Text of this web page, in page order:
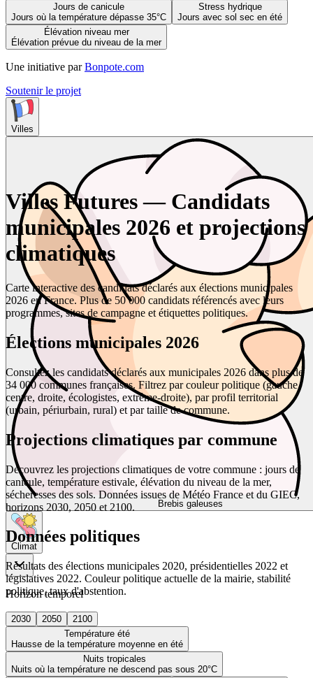
Jours de canicule
Jours où la température dépasse 35°C
Stress hydrique
Jours avec sol sec en été
Élévation niveau mer
Élévation prévue du niveau de la mer
Une initiative par Bonpote.com
Soutenir le projet
Villes
Brebis galeuses
Climat
Horizon temporel
2030 2050
2100
Température été
Hausse de la température moyenne en été
Nuits tropicales
Nuits où la température ne descend pas sous 20°C
Villes Futures — Candidats
municipales 2026 et projections
climatiques
Carte interactive des candidats déclarés aux élections municipales
2026 en France. Plus de 50 000 candidats référencés avec leurs
programmes, sites de campagne et étiquettes politiques.
Élections municipales 2026
Consultez les candidats déclarés aux municipales 2026 dans plus de
34 000 communes françaises. Filtrez par couleur politique (gauche,
centre, droite, écologistes, extrême-droite), par profil territorial
(urbain, périurbain, rural) et par taille de commune.
Projections climatiques par commune
Découvrez les projections climatiques de votre commune : jours de
canicule, température estivale, élévation du niveau de la mer,
sécheresses des sols. Données issues de Météo France et du GIEC,
horizons 2030, 2050 et 2100.
Données politiques
Résultats des élections municipales 2020, présidentielles 2022 et
législatives 2022. Couleur politique actuelle de la mairie, stabilité
politique, taux d'abstention.